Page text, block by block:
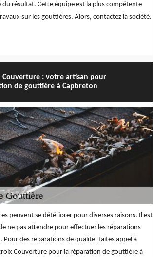
du résultat. Cette équipe est la plus compétente
sur les gouttières. Alors, contactez la société.
Couverture : votre artisan pour
de gouttière à Capbreton
peuvent se détériorer pour diverses raisons. Il est
ne pas attendre pour effectuer les réparations
Pour des réparations de qualité, faites appel à
Couverture pour la réparation de gouttière à